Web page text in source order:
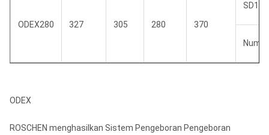
ODEX280 327 305 280 370
SD10
ODEX
ROSCHEN menghasilkan Sistem Pengeboran Pengeboran